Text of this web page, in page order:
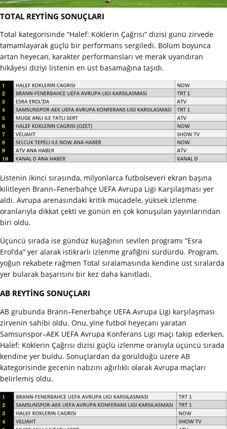
TOTAL REYTİNG SONUÇLARI
Total kategorisinde “Halef: Köklerin Çağrısı” dizisi günü zirvede
tamamlayarak güçlü bir performans sergiledi. Bölüm boyunca
artan heyecan, karakter performansları ve merak uyandıran
hikâyesi diziyi listenin en üst basamağına taşıdı.
Listenin ikinci sırasında, milyonlarca futbolseveri ekran başına
kilitleyen Brann–Fenerbahçe UEFA Avrupa Ligi Karşılaşması yer
aldı. Avrupa arenasındaki kritik mücadele, yüksek izlenme
oranlarıyla dikkat çekti ve günün en çok konuşulan yayınlarından
biri oldu.
Üçüncü sırada ise gündüz kuşağının sevilen programı “Esra
Erol’da” yer alarak istikrarlı izlenme grafiğini sürdürdü. Program,
yoğun rekabete rağmen Total sıralamasında kendine üst sıralarda
yer bularak başarısını bir kez daha kanıtladı.
AB REYTİNG SONUÇLARI
AB grubunda Brann–Fenerbahçe UEFA Avrupa Ligi karşılaşması
zirvenin sahibi oldu. Onu, yine futbol heyecanı yaratan
Samsunspor–AEK UEFA Avrupa Konferans Ligi maçı takip ederken,
Halef: Köklerin Çağrısı dizisi güçlü izlenme oranıyla üçüncü sırada
kendine yer buldu. Sonuçlardan da görüldüğü üzere AB
kategorisinde gecenin nabzını ağırlıklı olarak Avrupa maçları
belirlemiş oldu.